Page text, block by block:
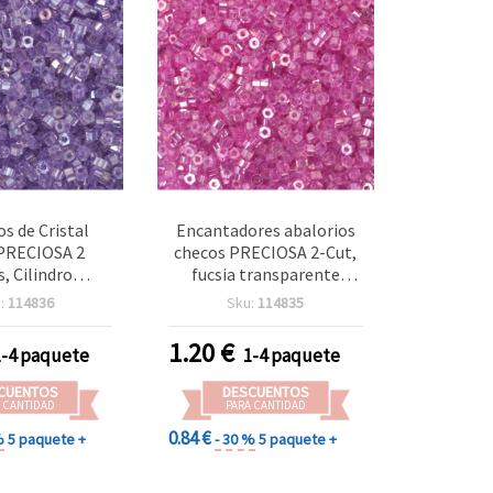
de Cristal
2
Cilindro
Corto, 4x2,5
10 g
uds)
114836
4 paquete
CANTIDAD
5 paquete +
Encantadores abalorios
checos PRECIOSA 2-Cut,
fucsia transparente
pulido al fuego, canutillo
mm, agujero 1,5 mm – 10
g (±150 uds)
Sku: 114835
1.20€ 1-4 paquete
DESCUENTOS
PARA CANTIDAD
0.84 €- 30 %5 paquete +